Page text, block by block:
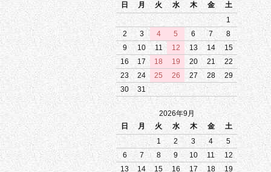
日
月 火 水 木 金
土
1
2
3 4 5 6 7
8
9
10 11 12 13 14
15
16
17 18 19 20 21
22
23
24 25 26 27 28
29
30
31
2026年9月
日
月 火 水 木 金
土
1
2 3 4
5
6
7 8 9 10 11
12
13
14 15 16 17 18
19